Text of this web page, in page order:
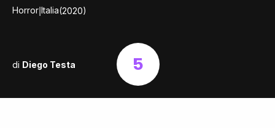
Horror|Italia(2020)
di Diego Testa 5